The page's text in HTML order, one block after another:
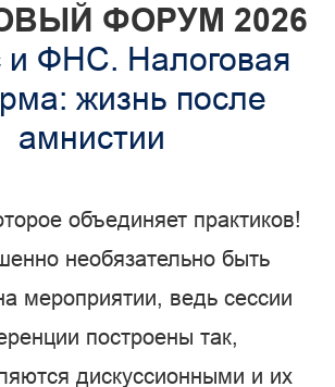
ФОРУМ 2026
и ФНС. Налоговая
жизнь после
амнистии
объединяет практиков!
необязательно быть
мероприятии, ведь сессии
построены так,
дискуссионными и их